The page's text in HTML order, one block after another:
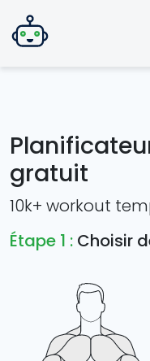
gratuit
10k+ workout
Étape 1 : Choisir